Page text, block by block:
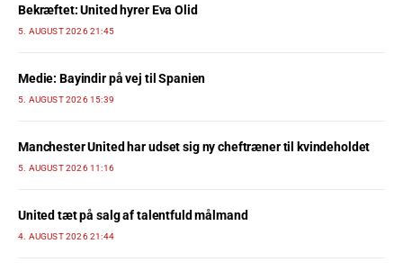
Bekræftet: United hyrer Eva Olid
5. AUGUST 2026 21:45
Medie: Bayindir på vej til Spanien
5. AUGUST 2026 15:39
Manchester United har udset sig ny cheftræner til kvindeholdet
5. AUGUST 2026 11:16
United tæt på salg af talentfuld målmand
4. AUGUST 2026 21:44